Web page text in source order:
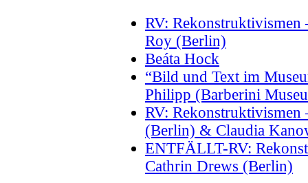
RV:
Roy (Berlin)
Beáta Hock
“Bild und Text im
Philipp (Barberini
RV: Rekonstruktivismen
(Berlin) & Claudia
ENTFÄLLT-RV:
Cathrin Drews (Berlin)